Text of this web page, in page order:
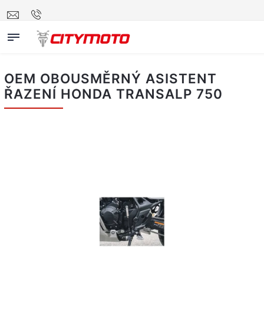
OEM OBOUSMĚRNÝ ASISTENT
ŘAZENÍ HONDA TRANSALP 750